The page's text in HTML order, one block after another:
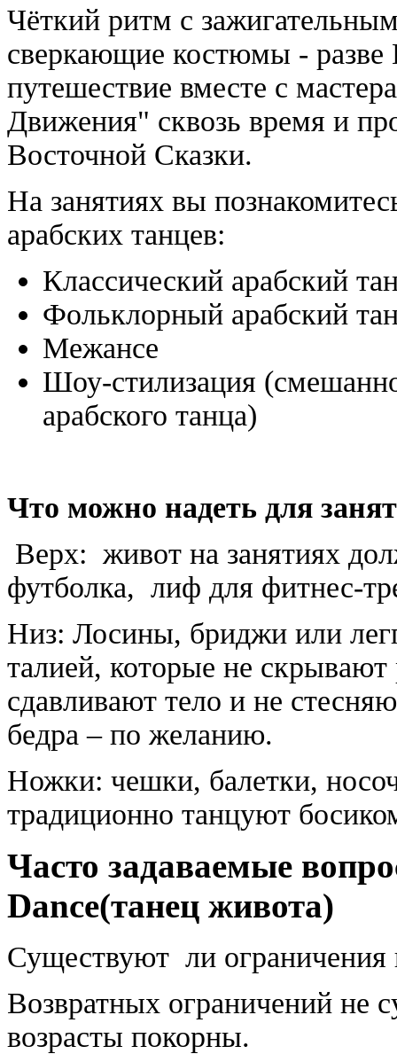
Чёткий ритм c
сверкающие костюмы - разве
путешествие вместе с
Движения" сквозь время и
Восточной Сказки.
На занятиях вы
арабских танцев:
Классический арабский
Фольклорный арабский
Межансе
Шоу-стилизация
арабского танца)
Что можно надеть для
Верх: живот на занятиях
футболка, лиф для фитнес-
Низ: Лосины, бриджи или
талией, которые не скрывают
сдавливают тело и не
бедра – по желанию.
Ножки: чешки, балетки,
традиционно танцуют
Часто задаваемые
Dance(танец живота)
Существуют ли ограничения
Возвратных ограничений не
возрасты покорны.